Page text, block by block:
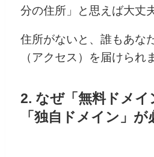
分の住所」と思えば大丈
住所がないと、誰もあな
（アクセス）を届けられ
2. なぜ「無料ドメイ
「独自ドメイン」が